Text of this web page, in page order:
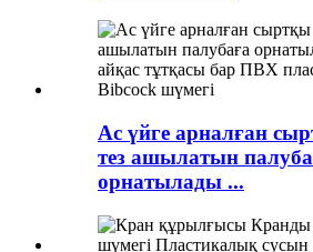
Ас үйге арналған
тез ашылатын
орнатылады ...